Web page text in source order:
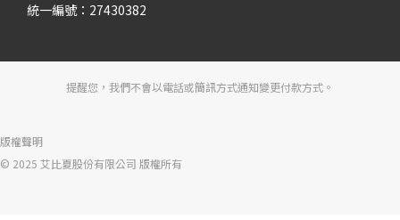
統一編號：27430382
提醒您，我們不會以電話或簡訊方式通知變更付款方式。
版權聲明
© 2025 艾比夏股份有限公司 版權所有